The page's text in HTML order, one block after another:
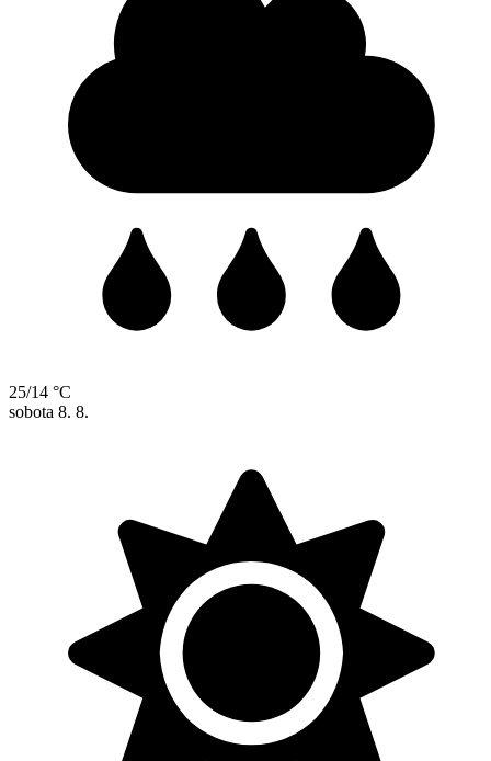
25/14 °C
sobota 8. 8.